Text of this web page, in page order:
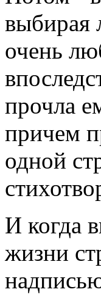
выбирая
очень
прочла
причем
одной
И когда
жизни